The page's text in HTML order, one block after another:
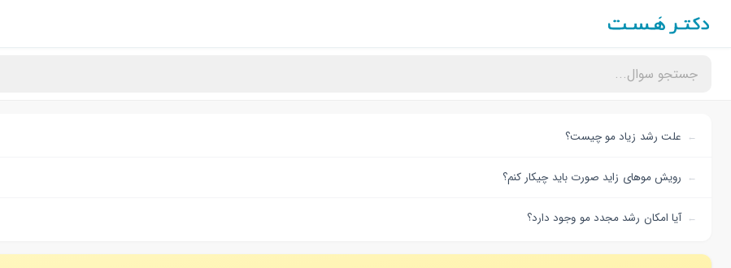
علت رشد زیاد مو چیست؟
رویش موهای زاید صورت باید چیکار کنم؟
آیا امکان رشد مجدد مو وجود دارد؟